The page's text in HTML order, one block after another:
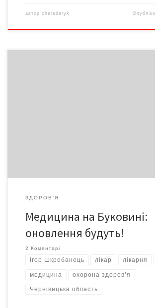
автор cheredaryk
ЗДОРОВ'Я
Медицина на Буковині:
оновлення будуть!
2 Коментарі
Ігор Шкробанець лікар лікарня
медицина охорона здоров’я
Чернівецька область